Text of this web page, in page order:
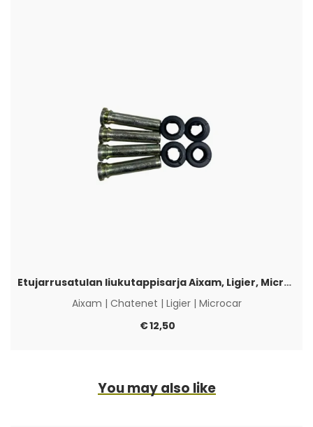
Etujarrusatulan liukutappisarja Aixam, Ligier, Microcar & Chatenet
Aixam | Chatenet | Ligier| Microcar
€12,50
You may also like